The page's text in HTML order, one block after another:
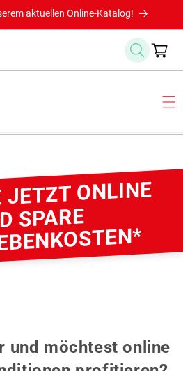
aktuellen Online-Katalog!
JETZT ONLINE
SPARE
und möchtest online